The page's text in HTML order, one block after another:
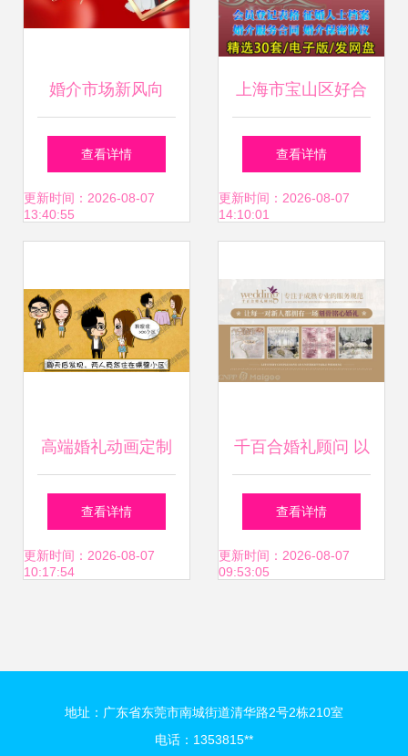
婚介市场新风向
2024年婚姻介绍服
务全面解读
查看详情
更新时间：2026-08-07
13:40:55
上海市宝山区好合
婚姻介绍所 专业服
务系情缘，诚挚祝
查看详情
更新时间：2026-08-07
14:10:01
高端婚礼动画定制
纸片风格
查看详情
更新时间：2026-08-07
10:17:54
千百合婚礼顾问 以
专业之心，编织爱
的永恒篇章
查看详情
更新时间：2026-08-07
09:53:05
地址：广东省东莞市南城街道清华路2号2栋210室
电话：1353815**